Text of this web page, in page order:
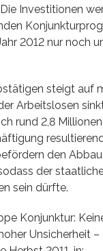
Investitionen
2012 nur noch
steigt auf
Arbeitslosen
rund 2,8
den
der
sein dürfte.
Konjunktur:
Unsicherheit –